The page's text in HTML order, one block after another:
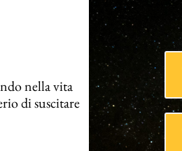
nella vita
di suscitare